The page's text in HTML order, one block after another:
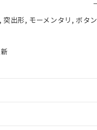
出形, モーメンタリ, ボタ